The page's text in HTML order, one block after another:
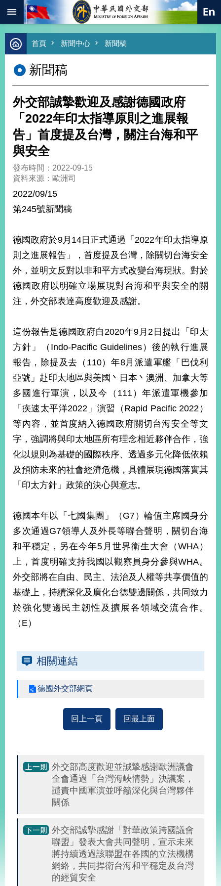
跳到主要內容區塊
進
階
尋
熱
總
合
外
交
價
值
交
濟
日
不
落
國
台
海
護
照
回
頁
網
站
導
覽
於
本
部
新
中
外
交
資
訊
國
與
地
播
本
首頁 新聞中心 新聞稿
新聞稿
外交部誠摯歡迎及感謝德國政府
「2022年印太指導原則之進展報
告」首度提及台灣，關注台海和平
與安全
發布時間：2022-09-15
資料來源：歐洲司
2022/09/15
第245號新聞稿
德國政府於9月14日正式通過「2022年印太指導原
則之進展報告」，首度提及台灣，除關切台海安全
外，並明文反對以非和平方式改變台海現狀。對於
德國政府以明確立場展現對台海和平與安全的關
注，外交部表達高度歡迎及感謝。
這份報告是德國政府自2020年9月2日提出「印太
方針」（Indo-Pacific Guidelines）後的執行進展
報告，除提及去（110）年8月派遣軍艦「巴伐利
亞號」赴印太地區與美國丶日本丶澳洲、加拿大等
多國進行軍演，以及今（111）年派遣軍機參加
「疾速太平洋2022」演習（Rapid Pacific 2022）
等內容，並首度納入德國政府關切台海安全等文
字，強調將與印太地區所有理念相近夥伴合作，強
化以規則為基礎的國際秩序、透過多元化降低依賴
及預防未來的社會經濟危機，具體展現德國落實其
「印太方針」政策的決心與意志。
德國本年以「七國集團」（G7）輪值主席國身分
多次通過G7領導人及外長等聯合聲明，關切台海
和平穩定，另在今年5月世界衛生大會（WHA）
上，首度明確支持我國以觀察員身分參與WHA。
外交部將在自由、民主、法治及人權等共享價值的
基礎上，持續深化及廣化台德雙邊關係，共同致力
於強化雙邊民主韌性及擴展各領域交流合作。
（E）
相關連結
德國外交部網頁
回上一頁 回最上面
外交部高度歡迎並誠摯感謝歐洲議會
全會通過「台灣海峽情勢」決議案，
譴責中國軍演並呼籲深化與台灣夥伴
關係
外交部誠摯感謝「對華政策跨國議會
聯盟」發表大會共同聲明，宣示未來
將持續透過該聯盟在各國的立法機構
網絡，共同捍衛台海和平穩定及台灣
的經貿安全